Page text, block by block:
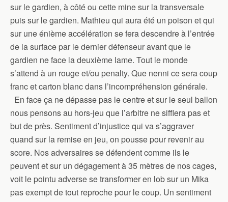
sur le gardien, à côté ou cette mine sur la transversale
puis sur le gardien. Mathieu qui aura été un poison et qui
sur une énième accélération se fera descendre à l’entrée
de la surface par le dernier défenseur avant que le
gardien ne face la deuxième lame. Tout le monde
s’attend à un rouge et/ou penalty. Que nenni ce sera coup
franc et carton blanc dans l’incompréhension générale.
En face ça ne dépasse pas le centre et sur le seul ballon
nous pensons au hors-jeu que l’arbitre ne sifflera pas et
but de près. Sentiment d’injustice qui va s’aggraver
quand sur la remise en jeu, on pousse pour revenir au
score. Nos adversaires se défendent comme ils le
peuvent et sur un dégagement à 35 mètres de nos cages,
voit le pointu adverse se transformer en lob sur un Mika
pas exempt de tout reproche pour le coup. Un sentiment